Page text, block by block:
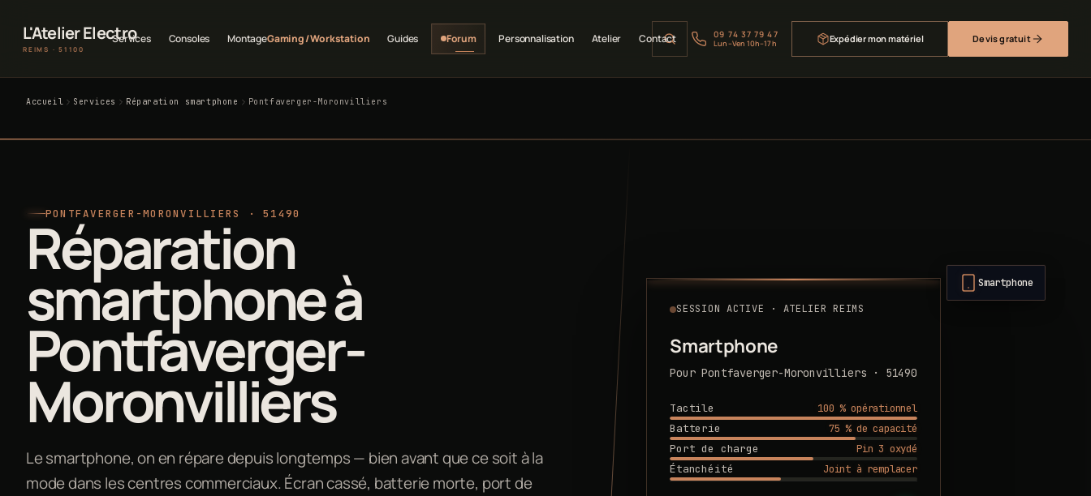
L'Atelier Electro
REIMS · 51100
Services Consoles MontageGaming / Workstation Guides Forum Personnalisation Atelier Contact 09 74 37 79 47
Lun–Ven 10h–17h Expédier mon matériel Devis gratuit
Accueil Services Réparation smartphone Pontfaverger-Moronvilliers
PONTFAVERGER-MORONVILLIERS · 51490
Réparation
smartphone à
Pontfaverger-
Moronvilliers
Le smartphone, on en répare depuis longtemps — bien avant que ce soit à la
mode dans les centres commerciaux. Écran cassé, batterie morte, port de
SESSION ACTIVE · ATELIER REIMS
Smartphone
Pour Pontfaverger-Moronvilliers · 51490
Tactile
100 % opérationnel
Batterie
75 % de capacité
Port de charge
Pin 3 oxydé
Étanchéité
Joint à remplacer
Smartphone